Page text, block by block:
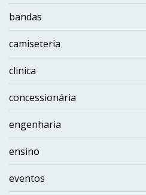
bandas
camiseteria
clinica
concessionária
engenharia
ensino
eventos